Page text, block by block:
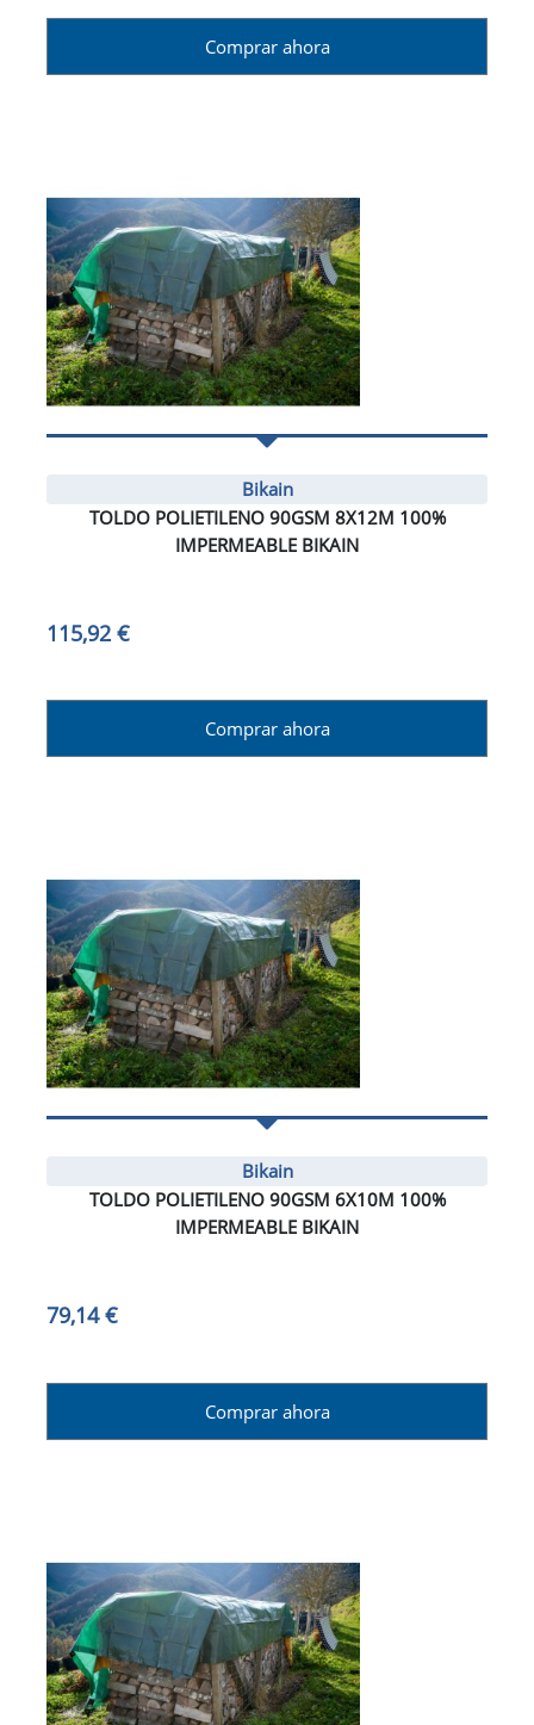
Comprar ahora
Bikain
TOLDO POLIETILENO 90GSM 8X12M 100%
IMPERMEABLE BIKAIN
115,92 €
Comprar ahora
Bikain
TOLDO POLIETILENO 90GSM 6X10M 100%
IMPERMEABLE BIKAIN
79,14 €
Comprar ahora